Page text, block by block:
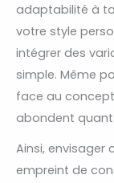
adaptabilité à
votre style
intégrer des
simple. Même
face au
abondent quant
Ainsi, envisager
empreint de